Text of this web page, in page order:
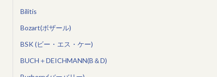
Bilitis
Bozart(ボザール)
BSK (ビー・エス・ケー)
BUCH＋DEICHMANN(B＆D)